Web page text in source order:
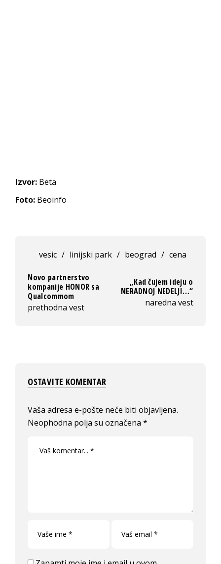
Izvor: Beta
Foto: Beoinfo
vesic / linijski park / beograd / cena
Novo partnerstvo
kompanije HONOR sa
Qualcommom
prethodna vest
„Kad čujem ideju o
NERADNOJ NEDELJI…“
naredna vest
OSTAVITE KOMENTAR
Vaša adresa e-pošte neće biti objavljena.
Neophodna polja su označena*